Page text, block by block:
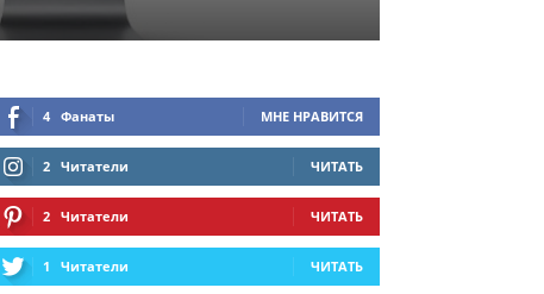
4 Фанаты МНЕ НРАВИТСЯ
2 Читатели ЧИТАТЬ
2 Читатели ЧИТАТЬ
1 Читатели ЧИТАТЬ